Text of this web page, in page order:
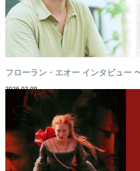
フローラン・エオー インタビュー
2026-02-09